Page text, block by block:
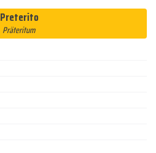
Preterito
Präteritum